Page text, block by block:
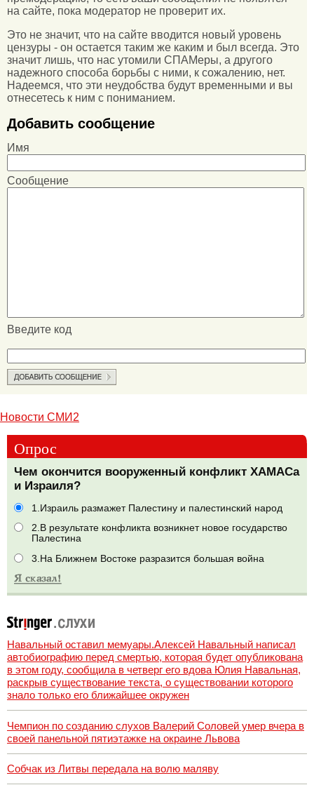
на сайте, пока модератор не проверит их.
Это не значит, что на сайте вводится новый уровень
цензуры - он остается таким же каким и был всегда. Это
значит лишь, что нас утомили СПАМеры, а другого
надежного способа борьбы с ними, к сожалению, нет.
Надеемся, что эти неудобства будут временными и вы
отнесетесь к ним с пониманием.
Добавить сообщение
Имя
Сообщение
Введите код
Новости СМИ2
Опрос
Чем окончится вооруженный конфликт ХАМАСа
и Израиля?
1.Израиль размажет Палестину и палестинский народ
2.В результате конфликта возникнет новое государство
Палестина
3.На Ближнем Востоке разразится большая война
Навальный оставил мемуары.Алексей Навальный написал
автобиографию перед смертью, которая будет опубликована
в этом году, сообщила в четверг его вдова Юлия Навальная,
раскрыв существование текста, о существовании которого
знало только его ближайшее окружен
Чемпион по созданию слухов Валерий Соловей умер вчера в
своей панельной пятиэтажке на окраине Львова
Собчак из Литвы передала на волю маляву